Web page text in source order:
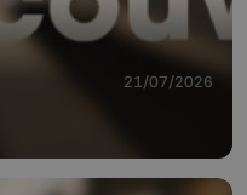
21/07/2026